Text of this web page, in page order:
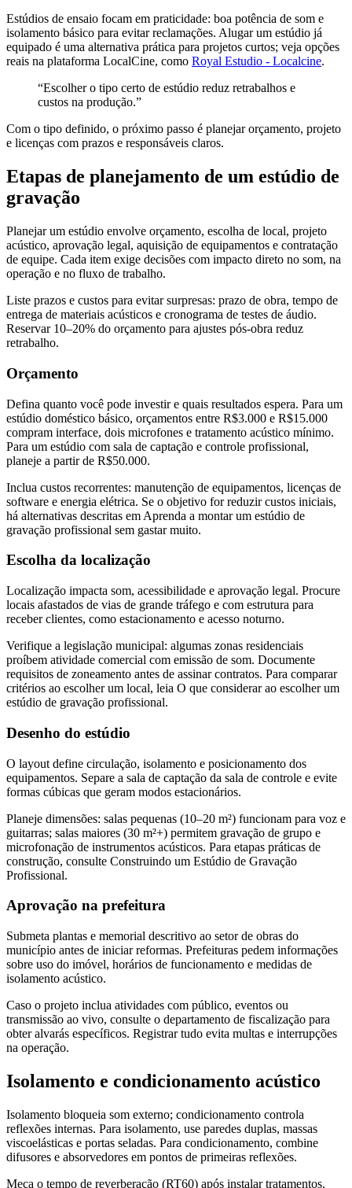
Estúdios de ensaio focam em praticidade: boa potência de som e
isolamento básico para evitar reclamações. Alugar um estúdio já
equipado é uma alternativa prática para projetos curtos; veja opções
reais na plataforma LocalCine, como Royal Estudio - Localcine.
“Escolher o tipo certo de estúdio reduz retrabalhos e
custos na produção.”
Com o tipo definido, o próximo passo é planejar orçamento, projeto
e licenças com prazos e responsáveis claros.
Etapas de planejamento de um estúdio de
gravação
Planejar um estúdio envolve orçamento, escolha de local, projeto
acústico, aprovação legal, aquisição de equipamentos e contratação
de equipe. Cada item exige decisões com impacto direto no som, na
operação e no fluxo de trabalho.
Liste prazos e custos para evitar surpresas: prazo de obra, tempo de
entrega de materiais acústicos e cronograma de testes de áudio.
Reservar 10–20% do orçamento para ajustes pós-obra reduz
retrabalho.
Orçamento
Defina quanto você pode investir e quais resultados espera. Para um
estúdio doméstico básico, orçamentos entre R$3.000 e R$15.000
compram interface, dois microfones e tratamento acústico mínimo.
Para um estúdio com sala de captação e controle profissional,
planeje a partir de R$50.000.
Inclua custos recorrentes: manutenção de equipamentos, licenças de
software e energia elétrica. Se o objetivo for reduzir custos iniciais,
há alternativas descritas em Aprenda a montar um estúdio de
gravação profissional sem gastar muito.
Escolha da localização
Localização impacta som, acessibilidade e aprovação legal. Procure
locais afastados de vias de grande tráfego e com estrutura para
receber clientes, como estacionamento e acesso noturno.
Verifique a legislação municipal: algumas zonas residenciais
proíbem atividade comercial com emissão de som. Documente
requisitos de zoneamento antes de assinar contratos. Para comparar
critérios ao escolher um local, leia O que considerar ao escolher um
estúdio de gravação profissional.
Desenho do estúdio
O layout define circulação, isolamento e posicionamento dos
equipamentos. Separe a sala de captação da sala de controle e evite
formas cúbicas que geram modos estacionários.
Planeje dimensões: salas pequenas (10–20 m²) funcionam para voz e
guitarras; salas maiores (30 m²+) permitem gravação de grupo e
microfonação de instrumentos acústicos. Para etapas práticas de
construção, consulte Construindo um Estúdio de Gravação
Profissional.
Aprovação na prefeitura
Submeta plantas e memorial descritivo ao setor de obras do
município antes de iniciar reformas. Prefeituras pedem informações
sobre uso do imóvel, horários de funcionamento e medidas de
isolamento acústico.
Caso o projeto inclua atividades com público, eventos ou
transmissão ao vivo, consulte o departamento de fiscalização para
obter alvarás específicos. Registrar tudo evita multas e interrupções
na operação.
Isolamento e condicionamento acústico
Isolamento bloqueia som externo; condicionamento controla
reflexões internas. Para isolamento, use paredes duplas, massas
viscoelásticas e portas seladas. Para condicionamento, combine
difusores e absorvedores em pontos de primeiras reflexões.
Meça o tempo de reverberação (RT60) após instalar tratamentos.